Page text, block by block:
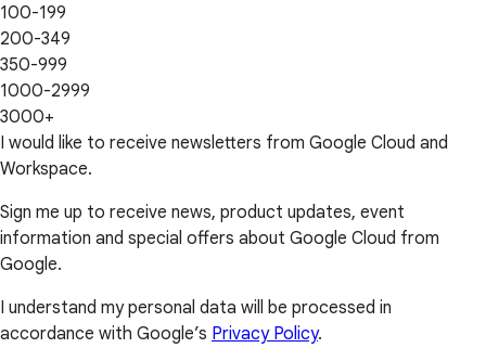
100-199
200-349
350-999
1000-2999
3000+
I would like to receive newsletters from Google Cloud and
Workspace.
Sign me up to receive news, product updates, event
information and special offers about Google Cloud from
Google.
I understand my personal data will be processed in
accordance with Google’s Privacy Policy.